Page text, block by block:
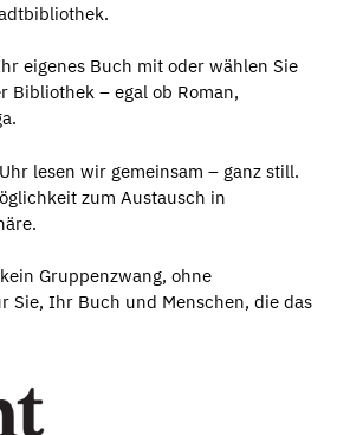
eigenes Buch mit oder wählen Sie
Bibliothek – egal ob Roman,
lesen wir gemeinsam – ganz still.
zum Austausch in
Gruppenzwang, ohne
Sie, Ihr Buch und Menschen, die das